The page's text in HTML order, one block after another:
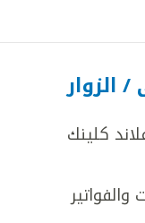
الزوار
كلينك
والفواتير